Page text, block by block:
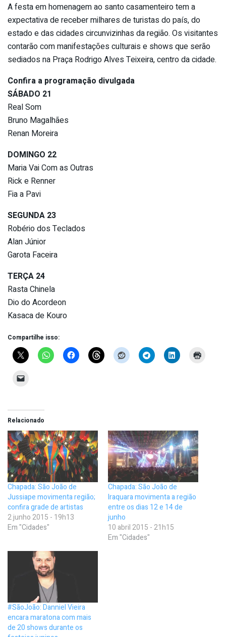
A festa em homenagem ao santo casamenteiro tem a
expectativa de receber milhares de turistas do país, do
estado e das cidades circunvizinhas da região. Os visitantes
contarão com manifestações culturais e shows que serão
sediados na Praça Rodrigo Alves Teixeira, centro da cidade.
Confira a programação divulgada
SÁBADO 21
Real Som
Bruno Magalhães
Renan Moreira
DOMINGO 22
Maria Vai Com as Outras
Rick e Renner
Fia a Pavi
SEGUNDA 23
Robério dos Teclados
Alan Júnior
Garota Faceira
TERÇA 24
Rasta Chinela
Dio do Acordeon
Kasaca de Kouro
Compartilhe isso:
Relacionado
Chapada: São João de
Jussiape movimenta região;
confira grade de artistas
2 junho 2015 - 19h13
Em "Cidades"
Chapada: São João de
Iraquara movimenta a região
entre os dias 12 e 14 de
junho
10 abril 2015 - 21h15
Em "Cidades"
#SãoJoão: Danniel Vieira
encara maratona com mais
de 20 shows durante os